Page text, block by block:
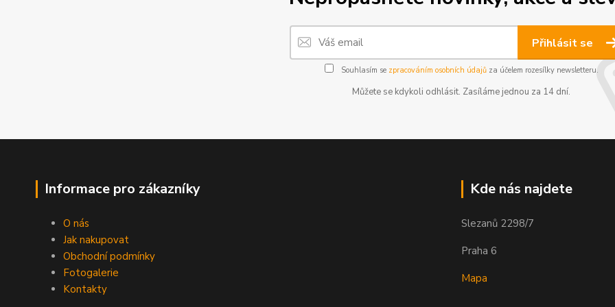
Přihlásit se
Souhlasím se zpracováním osobních údajůza účelem rozesílky newsletteru.
Můžete se kdykoli odhlásit. Zasíláme jednou za 14 dní.
Informace pro zákazníky
O nás
Jak nakupovat
Obchodní podmínky
Fotogalerie
Kontakty
Kde nás najdete
Slezanů 2298/7
Praha 6
Mapa